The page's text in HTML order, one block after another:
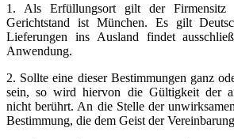
1. Als Erfüllungsort gilt der Firmensitz
Gerichtstand ist München. Es gilt
Lieferungen ins Ausland findet
Anwendung.
2. Sollte eine dieser Bestimmungen ganz
sein, so wird hiervon die Gültigkeit der
nicht berührt. An die Stelle der
Bestimmung, die dem Geist der